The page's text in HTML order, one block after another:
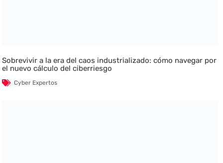
Sobrevivir a la era del caos industrializado: cómo navegar por
el nuevo cálculo del ciberriesgo
Cyber Expertos